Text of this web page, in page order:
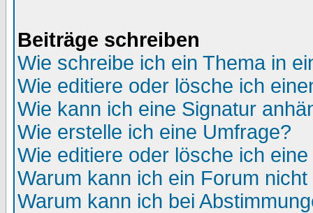
Beiträge schreiben
Wie schreibe ich ein Thema in
Wie editiere oder lösche ich
Wie kann ich eine Signatur
Wie erstelle ich eine Umfrage?
Wie editiere oder lösche ich
Warum kann ich ein Forum
Warum kann ich bei